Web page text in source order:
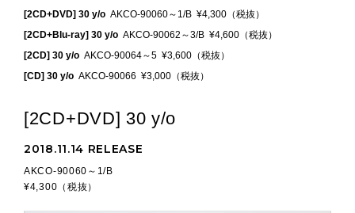
[2CD+DVD] 30 y/o AKCO-90060～1/B ¥4,300（税抜）
[2CD+Blu-ray] 30 y/o AKCO-90062～3/B ¥4,600（税抜）
[2CD] 30 y/o AKCO-90064～5 ¥3,600（税抜）
[CD] 30 y/o AKCO-90066 ¥3,000（税抜）
[2CD+DVD] 30 y/o
2018.11.14 RELEASE
AKCO-90060～1/B
¥4,300（税抜）